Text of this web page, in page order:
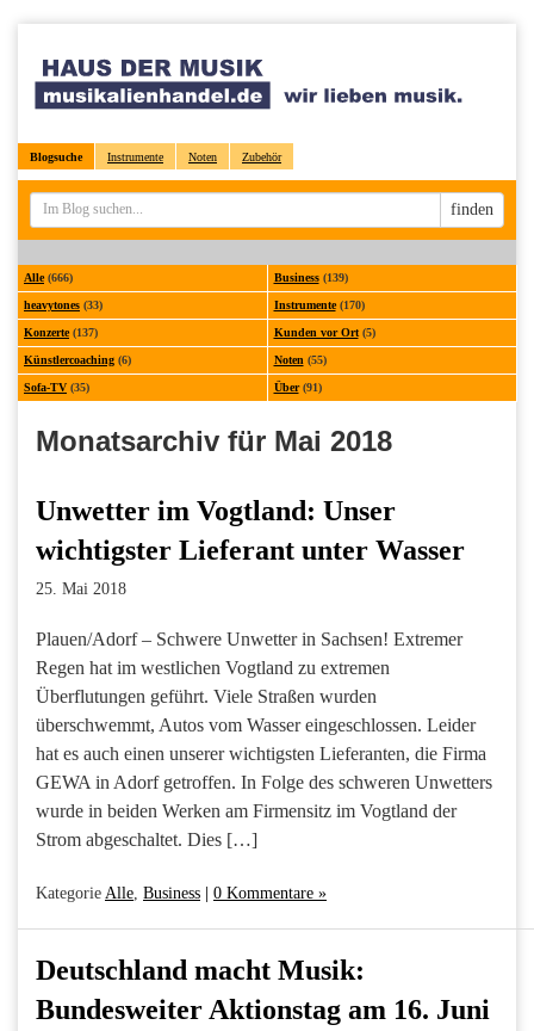
Blogsuche Instrumente Noten Zubehör
Sucheingabe
finden
Alle(666) Business(139)
heavytones (33) Instrumente(170)
Konzerte(137) Kunden vor Ort(5)
Künstlercoaching (6) Noten (55)
Sofa-TV (35) Über(91)
Monatsarchiv für Mai 2018
Unwetter im Vogtland: Unser
wichtigster Lieferant unter Wasser
25. Mai 2018
Plauen/Adorf – Schwere Unwetter in Sachsen! Extremer
Regen hat im westlichen Vogtland zu extremen
Überflutungen geführt. Viele Straßen wurden
überschwemmt, Autos vom Wasser eingeschlossen. Leider
hat es auch einen unserer wichtigsten Lieferanten, die Firma
GEWA in Adorf getroffen. In Folge des schweren Unwetters
wurde in beiden Werken am Firmensitz im Vogtland der
Strom abgeschaltet. Dies […]
Kategorie Alle Business 0 Kommentare »
Deutschland macht Musik:
Bundesweiter Aktionstag am 16. Juni